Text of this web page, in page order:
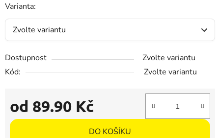
Varianta:
Dostupnost
Zvolte variantu
Kód:
Zvolte variantu
od 89.90 Kč
Měrná cena:
DO KOŠÍKU